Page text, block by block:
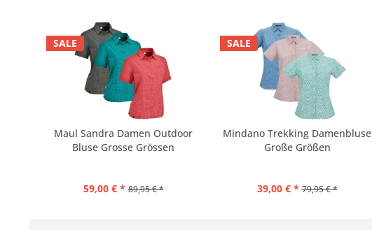
SALE
Maul Sandra Damen Outdoor
Bluse Grosse Grössen
59,00 € * 89,95 € *
SALE
Mindano Trekking Damenbluse
Große Größen
39,00 € * 79,95 € *